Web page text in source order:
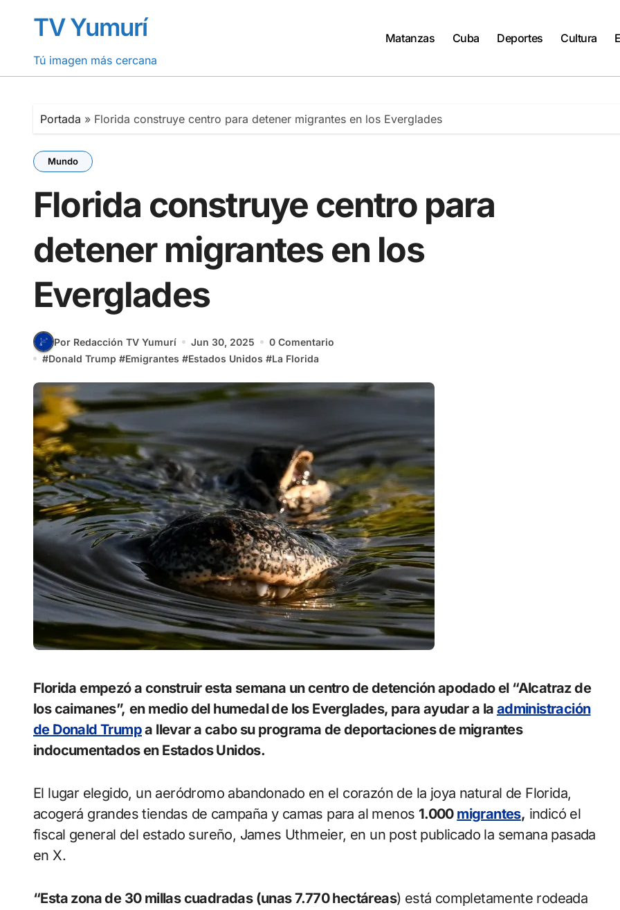
contenidoTV Yumurí
Tú imagen más cercana
Matanzas Cuba Deportes Cultura
Portada » Florida construye centro para detener migrantes en los Everglades
Mundo
Florida construye centro para
detener migrantes en los
Everglades
Por Redacción TV Yumurí Jun 30, 2025
0 Comentario
#Donald Trump #Emigrantes #Estados Unidos #La Florida
Florida empezó a construir esta semana un centro de detención apodado el “Alcatraz de
los caimanes”, en medio del humedal de los Everglades, para ayudar a la administración
de Donald Trumpa llevar a cabo su programa de deportaciones de migrantes
indocumentados en Estados Unidos.
El lugar elegido, un aeródromo abandonado en el corazón de la joya natural de Florida,
acogerá grandes tiendas de campaña y camas para al menos 1.000 migrantes, indicó el
fiscal general del estado sureño, James Uthmeier, en un post publicado la semana pasada
en X.
“Esta zona de 30 millas cuadradas (unas 7.770 hectáreas) está completamente rodeada